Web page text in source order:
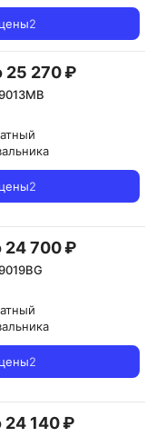
2
25 270 ₽
2
24 700 ₽
2
24 140 ₽